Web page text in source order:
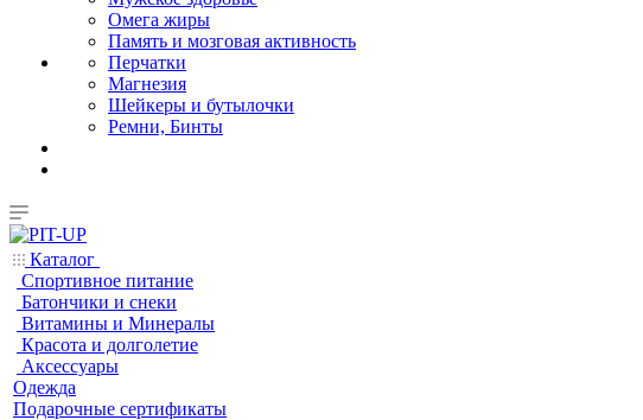
Омега жиры
Память и мозговая активность
Перчатки
Магнезия
Шейкеры и бутылочки
Ремни, Бинты
Каталог
Спортивное питание
Батончики и снеки
Витамины и Минералы
Красота и долголетие
Аксессуары
Одежда
Подарочные сертификаты